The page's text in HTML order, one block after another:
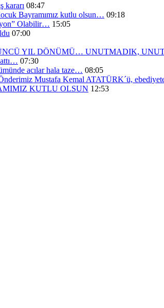
kararı 08:47
Bayramımız kutlu olsun… 09:18
Olabilir… 15:05
07:00
YIL DÖNÜMÜ… UNUTMADIK,
07:30
acılar hala taze… 08:05
Mustafa Kemal ATATÜRK´ü,
KUTLU OLSUN 12:53